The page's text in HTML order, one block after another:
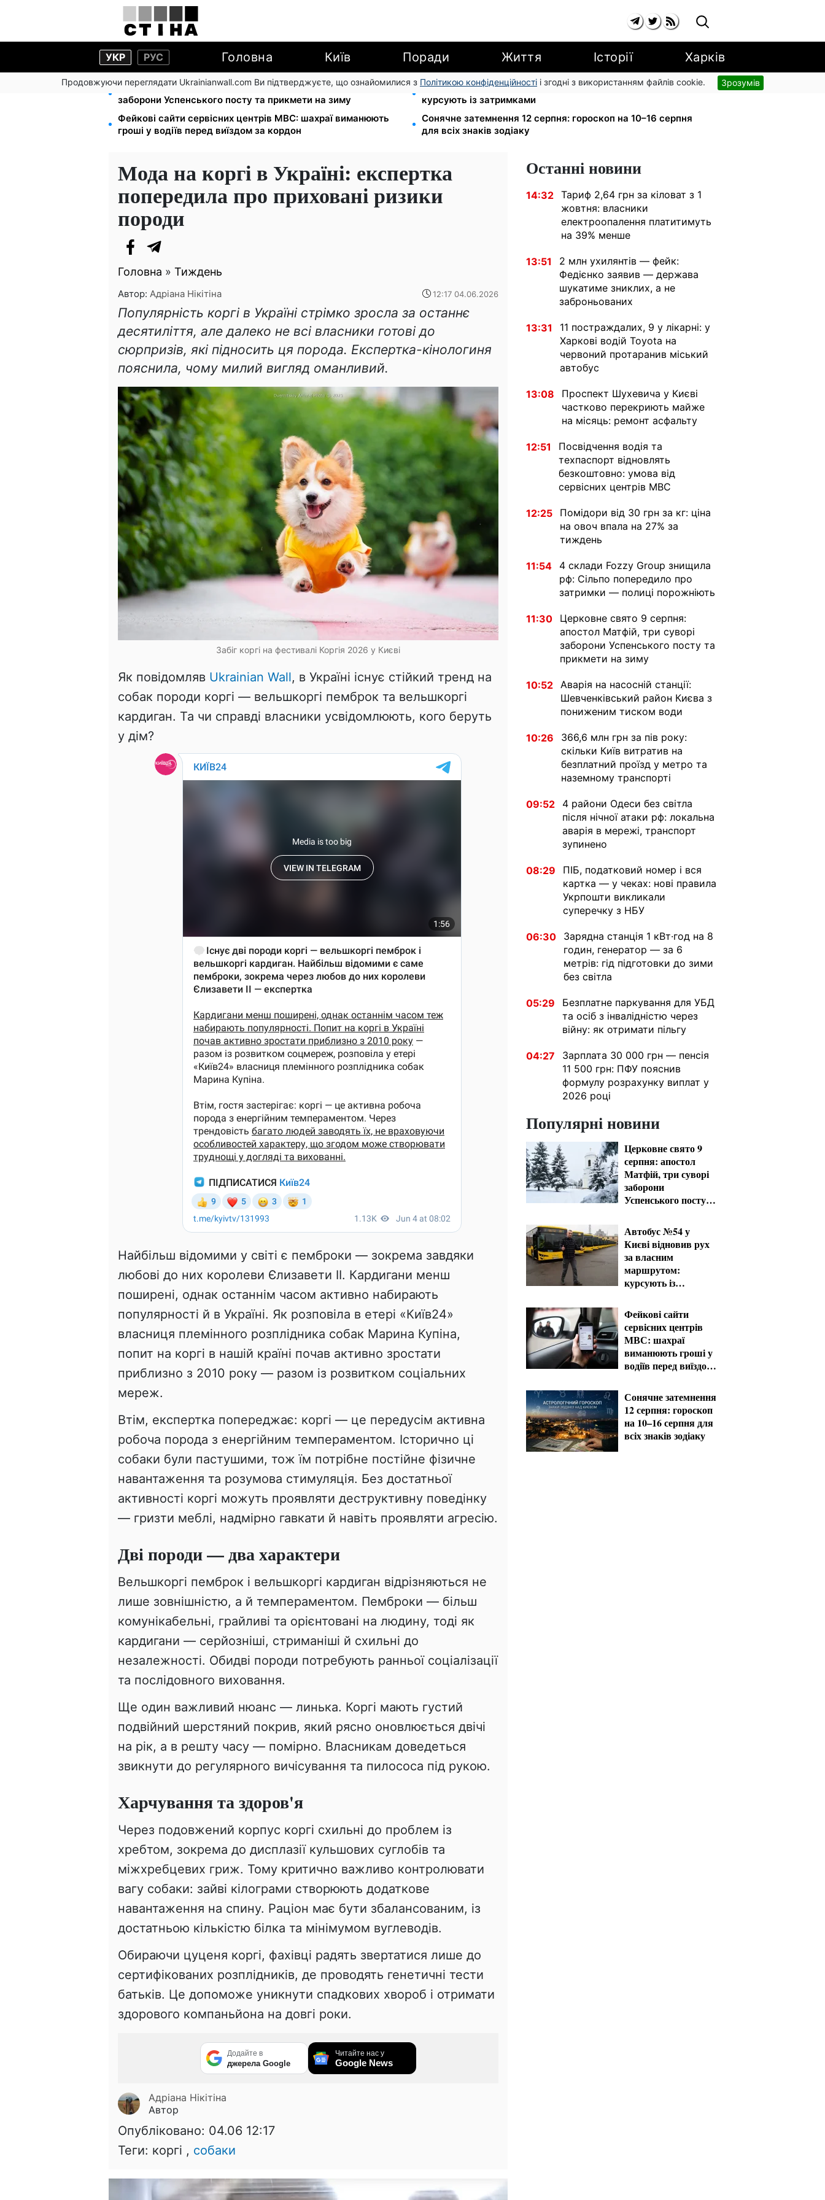
УКР РУС Головна Київ Поради Життя Історії Харків
Продовжуючи переглядати Ukrainianwall.com Ви підтверджуєте, що ознайомилися з Політикою конфіденційності і згодні з використанням файлів cookie. Зрозумів
Церковне свято 9 серпня: апостол Матфій, три суворі
заборони Успенського посту та прикмети на зиму
Автобус №54 у Києві відновив рух за власним маршрутом:
курсують із затримками
Фейкові сайти сервісних центрів МВС: шахраї виманюють
гроші у водіїв перед виїздом за кордон
Сонячне затемнення 12 серпня: гороскоп на 10–16 серпня
для всіх знаків зодіаку
Мода на коргі в Україні: експертка
попередила про приховані ризики
породи
Головна » Тиждень
Автор: Адріана Нікітіна 12:17 04.06.2026
Популярність коргі в Україні стрімко зросла за останнє
десятиліття, але далеко не всі власники готові до
сюрпризів, які підносить ця порода. Експертка-кінологиня
пояснила, чому милий вигляд оманливий.
Забіг коргі на фестивалі Коргія 2026 у Києві
Як повідомляв Ukrainian Wall, в Україні існує стійкий тренд на
собак породи коргі — вельшкоргі пемброк та вельшкоргі
кардиган. Та чи справді власники усвідомлюють, кого беруть
у дім?
Найбільш відомими у світі є пемброки — зокрема завдяки
любові до них королеви Єлизавети ІІ. Кардигани менш
поширені, однак останнім часом активно набирають
популярності й в Україні. Як розповіла в етері «Київ24»
власниця племінного розплідника собак Марина Купіна,
попит на коргі в нашій країні почав активно зростати
приблизно з 2010 року — разом із розвитком соціальних
мереж.
Втім, експертка попереджає: коргі — це передусім активна
робоча порода з енергійним темпераментом. Історично ці
собаки були пастушими, тож їм потрібне постійне фізичне
навантаження та розумова стимуляція. Без достатньої
активності коргі можуть проявляти деструктивну поведінку
— гризти меблі, надмірно гавкати й навіть проявляти агресію.
Дві породи — два характери
Вельшкоргі пемброк і вельшкоргі кардиган відрізняються не
лише зовнішністю, а й темпераментом. Пемброки — більш
комунікабельні, грайливі та орієнтовані на людину, тоді як
кардигани — серйозніші, стриманіші й схильні до
незалежності. Обидві породи потребують ранньої соціалізації
та послідовного виховання.
Ще один важливий нюанс — линька. Коргі мають густий
подвійний шерстяний покрив, який рясно оновлюється двічі
на рік, а в решту часу — помірно. Власникам доведеться
звикнути до регулярного вичісування та пилососа під рукою.
Харчування та здоров'я
Через подовжений корпус коргі схильні до проблем із
хребтом, зокрема до дисплазії кульшових суглобів та
міжхребцевих гриж. Тому критично важливо контролювати
вагу собаки: зайві кілограми створюють додаткове
навантаження на спину. Раціон має бути збалансованим, із
достатньою кількістю білка та мінімумом вуглеводів.
Обираючи цуценя коргі, фахівці радять звертатися лише до
сертифікованих розплідників, де проводять генетичні тести
батьків. Це допоможе уникнути спадкових хвороб і отримати
здорового компаньйона на довгі роки.
Додайте в
джерела Google
Читайте нас у
Google News
Адріана Нікітіна
Автор
Опубліковано: 04.06 12:17
Теги: коргі , собаки
Останні новини
14:32 Тариф 2,64 грн за кіловат з 1
жовтня: власники
електроопалення платитимуть
на 39% менше
13:51
2 млн ухилянтів — фейк:
Федієнко заявив — держава
шукатиме зниклих, а не
заброньованих
13:31
11 постраждалих, 9 у лікарні: у
Харкові водій Toyota на
червоний протаранив міський
автобус
13:08
Проспект Шухевича у Києві
частково перекриють майже
на місяць: ремонт асфальту
12:51
Посвідчення водія та
техпаспорт відновлять
безкоштовно: умова від
сервісних центрів МВС
12:25
Помідори від 30 грн за кг: ціна
на овоч впала на 27% за
тиждень
11:54
4 склади Fozzy Group знищила
рф: Сільпо попередило про
затримки — полиці порожніють
11:30
Церковне свято 9 серпня:
апостол Матфій, три суворі
заборони Успенського посту та
прикмети на зиму
10:52 Аварія на насосній станції:
Шевченківський район Києва з
пониженим тиском води
10:26
366,6 млн грн за пів року:
скільки Київ витратив на
безплатний проїзд у метро та
наземному транспорті
09:52
4 райони Одеси без світла
після нічної атаки рф: локальна
аварія в мережі, транспорт
зупинено
08:29
ПІБ, податковий номер і вся
картка — у чеках: нові правила
Укрпошти викликали
суперечку з НБУ
06:30
Зарядна станція 1 кВт·год на 8
годин, генератор — за 6
метрів: гід підготовки до зими
без світла
05:29
Безплатне паркування для УБД
та осіб з інвалідністю через
війну: як отримати пільгу
04:27
Зарплата 30 000 грн — пенсія
11 500 грн: ПФУ пояснив
формулу розрахунку виплат у
2026 році
Популярні новини
Церковне свято 9
серпня: апостол
Матфій, три суворі
заборони
Успенського посту
Автобус №54 у
Києві відновив рух
за власним
маршрутом:
курсують із
Фейкові сайти
сервісних центрів
МВС: шахраї
виманюють гроші у
водіїв перед виїздом
Сонячне затемнення
12 серпня: гороскоп
на 10–16 серпня для
всіх знаків зодіаку